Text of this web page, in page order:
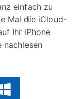
einfach zu
Mal die iCloud-
Ihr iPhone
nachlesen